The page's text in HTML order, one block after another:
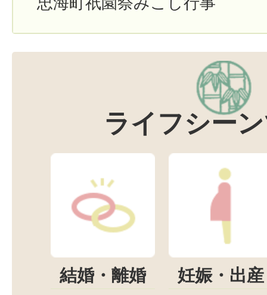
ライフシー
結婚・離婚 妊娠・出産